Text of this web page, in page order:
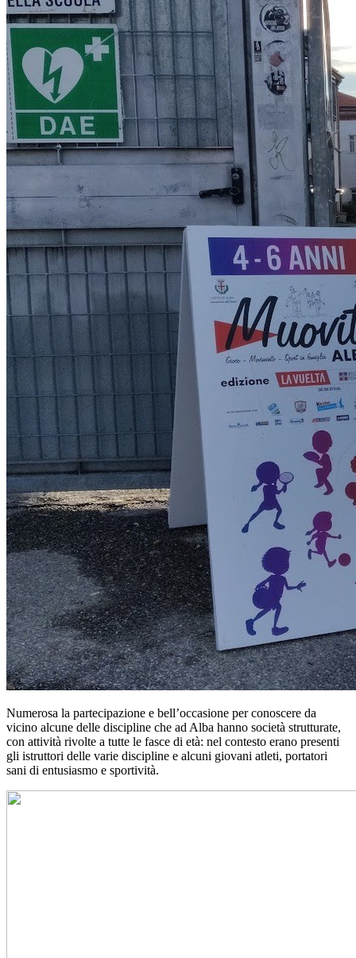
Numerosa la partecipazione e bell’occasione per conoscere da
vicino alcune delle discipline che ad Alba hanno società strutturate,
con attività rivolte a tutte le fasce di età: nel contesto erano presenti
gli istruttori delle varie discipline e alcuni giovani atleti, portatori
sani di entusiasmo e sportività.